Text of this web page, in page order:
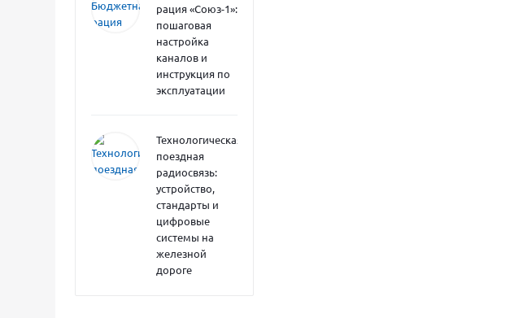
рация «Союз-1»:
пошаговая
настройка
каналов и
инструкция по
эксплуатации
Технологическая
поездная
радиосвязь:
устройство,
стандарты и
цифровые
системы на
железной
дороге